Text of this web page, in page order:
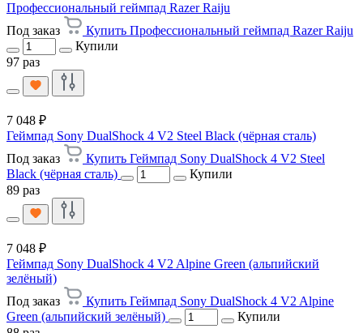
Профессиональный геймпад Razer Raiju
Под заказ
Купить Профессиональный геймпад Razer Raiju
Купили
97 раз
7 048 ₽
Геймпад Sony DualShock 4 V2 Steel Black (чёрная сталь)
Под заказ
Купить Геймпад Sony DualShock 4 V2 Steel
Black (чёрная сталь)
Купили
89 раз
7 048 ₽
Геймпад Sony DualShock 4 V2 Alpine Green (альпийский
зелёный)
Под заказ
Купить Геймпад Sony DualShock 4 V2 Alpine
Green (альпийский зелёный)
Купили